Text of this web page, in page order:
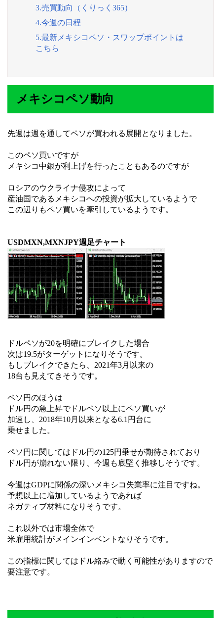
3.売買動向（くりっく365）
4.今週の日程
5.最新メキシコペソ・スワップポイントは
こちら
メキシコペソ動向
先週は週を通してペソが買われる展開となりました。
このペソ買いですが
メキシコ中銀が利上げを行ったこともあるのですが
ロシアのウクライナ侵攻によって
産油国であるメキシコへの投資が拡大しているようで
この辺りもペソ買いを牽引しているようです。
USDMXN,MXNJPY週足チャート
ドルペソが20を明確にブレイクした場合
次は19.5がターゲットになりそうです。
もしブレイクできたら、2021年3月以来の
18台も見えてきそうです。
ペソ円のほうは
ドル円の急上昇でドルペソ以上にペソ買いが
加速し、2018年10月以来となる6.1円台に
乗せました。
ペソ円に関してはドル円の125円乗せが期待されており
ドル円が崩れない限り、今週も底堅く推移しそうです。
今週はGDPに関係の深いメキシコ失業率に注目ですね。
予想以上に増加しているようであれば
ネガティブ材料になりそうです。
これ以外では市場全体で
米雇用統計がメインインベントなりそうです。
この指標に関してはドル絡みで動く可能性がありますので
要注意です。